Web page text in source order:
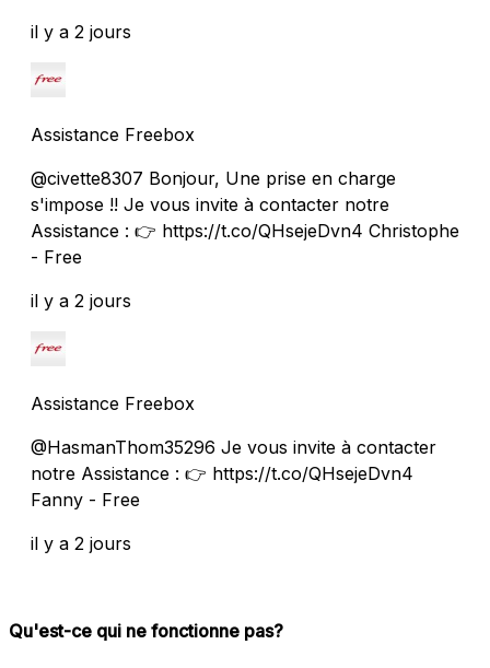
il y a 2 jours
Assistance Freebox
@civette8307 Bonjour, Une prise en charge
s'impose !! Je vous invite à contacter notre
Assistance : 👉 https://t.co/QHsejeDvn4 Christophe
- Free
il y a 2 jours
Assistance Freebox
@HasmanThom35296 Je vous invite à contacter
notre Assistance : 👉 https://t.co/QHsejeDvn4
Fanny - Free
il y a 2 jours
Qu'est-ce qui ne fonctionne pas?